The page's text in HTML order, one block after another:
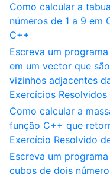
Como calcular a
números de 1 a 9 em
C++
Escreva um
em um vector que
vizinhos adjacentes
Exercícios
Como calcular a
função C++ que
Exercício Resolvido
Escreva um
cubos de dois